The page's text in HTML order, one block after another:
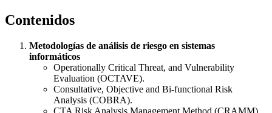
Contenidos
Metodologías de análisis de riesgo en sistemas
informáticos
Operationally Critical Threat, and Vulnerability
Evaluation (OCTAVE).
Consultative, Objective and Bi-functional Risk
Analysis (COBRA).
CTA Risk Analysis Management Method (CRAMM).